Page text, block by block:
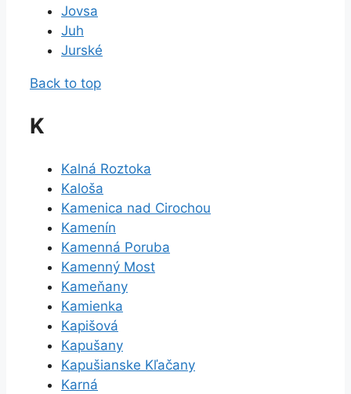
Jovsa
Juh
Jurské
Back to top
K
Kalná Roztoka
Kaloša
Kamenica nad Cirochou
Kamenín
Kamenná Poruba
Kamenný Most
Kameňany
Kamienka
Kapišová
Kapušany
Kapušianske Kľačany
Karná